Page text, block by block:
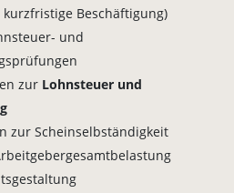
kurzfristige Beschäftigung)
und
zur Lohnsteuer und
zur Scheinselbständigkeit